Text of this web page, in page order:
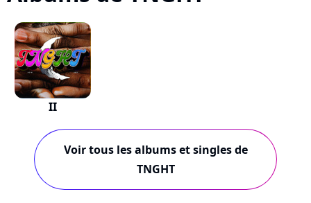
II
Voir tous les albums et singles de
TNGHT